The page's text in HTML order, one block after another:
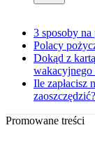
3 sposoby
Polacy
Dokąd z
wakacyjnego
Ile zapłacisz
zaoszczędzić?
Promowane treści